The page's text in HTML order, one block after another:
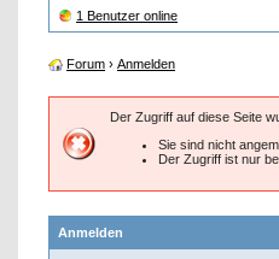
1 Benutzer online
Forum › Anmelden
Der Zugriff auf diese Seite
Sie sind nicht
Der Zugriff ist nur
Anmelden